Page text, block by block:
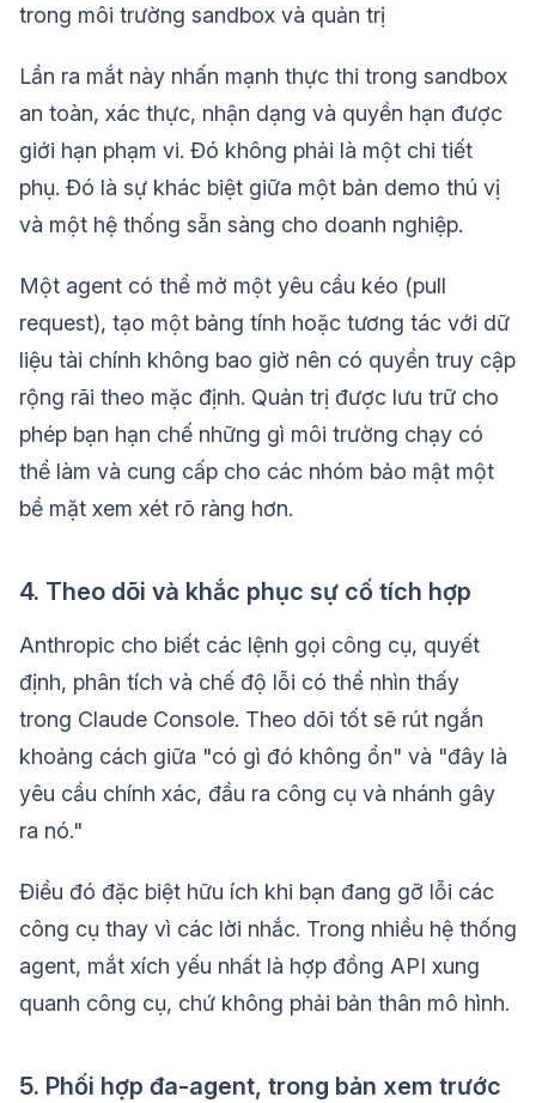
trong môi trường sandbox và quản trị
Lần ra mắt này nhấn mạnh thực thi trong sandbox
an toàn, xác thực, nhận dạng và quyền hạn được
giới hạn phạm vi. Đó không phải là một chi tiết
phụ. Đó là sự khác biệt giữa một bản demo thú vị
và một hệ thống sẵn sàng cho doanh nghiệp.
Một agent có thể mở một yêu cầu kéo (pull
request), tạo một bảng tính hoặc tương tác với dữ
liệu tài chính không bao giờ nên có quyền truy cập
rộng rãi theo mặc định. Quản trị được lưu trữ cho
phép bạn hạn chế những gì môi trường chạy có
thể làm và cung cấp cho các nhóm bảo mật một
bề mặt xem xét rõ ràng hơn.
4. Theo dõi và khắc phục sự cố tích hợp
Anthropic cho biết các lệnh gọi công cụ, quyết
định, phân tích và chế độ lỗi có thể nhìn thấy
trong Claude Console. Theo dõi tốt sẽ rút ngắn
khoảng cách giữa "có gì đó không ổn" và "đây là
yêu cầu chính xác, đầu ra công cụ và nhánh gây
ra nó."
Điều đó đặc biệt hữu ích khi bạn đang gỡ lỗi các
công cụ thay vì các lời nhắc. Trong nhiều hệ thống
agent, mắt xích yếu nhất là hợp đồng API xung
quanh công cụ, chứ không phải bản thân mô hình.
5. Phối hợp đa-agent, trong bản xem trước